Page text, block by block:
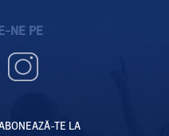
NE PE
TE LA